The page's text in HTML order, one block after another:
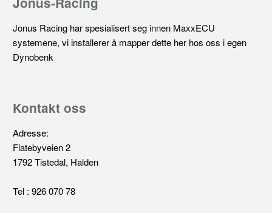
Jonus Racing har spesialisert seg innen MaxxECU
systemene, vi installerer å mapper dette her hos oss i egen
Dynobenk
Kontakt oss
Adresse:
Flatebyveien 2
1792 Tistedal, Halden
Tel : 926 070 78